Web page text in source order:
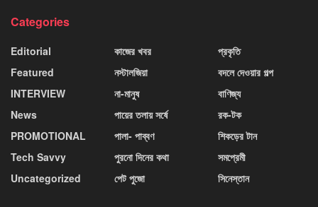
Categories
Editorial
Featured
INTERVIEW
News
PROMOTIONAL
Tech Savvy
Uncategorized
কাজের খবর
নস্টালজিয়া
না-মানুষ
পায়ের তলায় সর্ষে
পালা- পাব্বণ
পুরনো দিনের কথা
পেট পুজো
প্রকৃতি
বদলে দেওয়ার গল্প
বাণিজ্য
রক-টক
শিকড়ের টান
সমপ্রেমী
সিনেস্তান